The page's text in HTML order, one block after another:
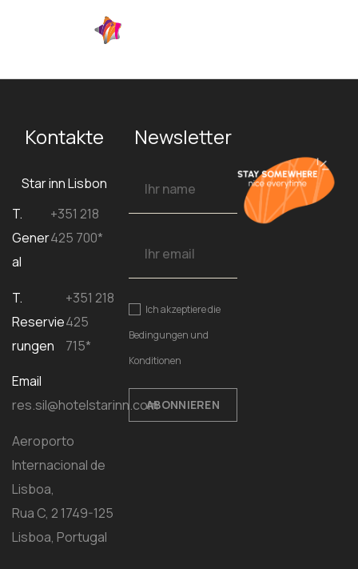
Kontakte
Star inn Lisbon
T.
Gener
al
+351 218
425 700*
T.
Reservie
rungen
+351 218
425
715*
Email
res.sil@hotelstarinn.com
Aeroporto
Internacional de
Lisboa,
Rua C, 2 1749-125
Lisboa, Portugal
Newsletter
Ich akzeptiere die
Bedingungen und
Konditionen
ABONNIEREN